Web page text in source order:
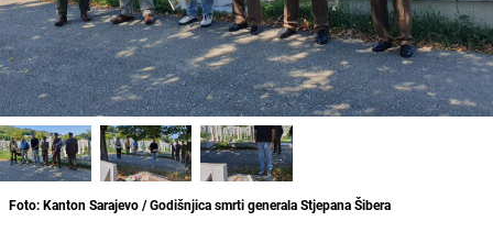
Foto: Kanton Sarajevo / Godišnjica smrti generala Stjepana Šibera